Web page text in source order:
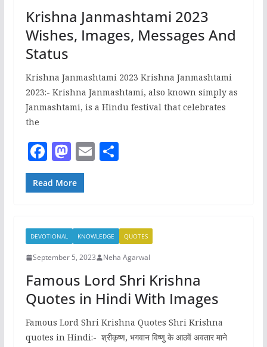
Krishna Janmashtami 2023
Wishes, Images, Messages And
Status
Krishna Janmashtami 2023 Krishna Janmashtami
2023:- Krishna Janmashtami, also known simply as
Janmashtami, is a Hindu festival that celebrates
the
F
a
c
b
o
o
k
M
a
st
d
o
n
E S
Read More
DEVOTIONAL KNOWLEDGE QUOTES
September 5, 2023 Neha Agarwal
Famous Lord Shri Krishna
Quotes in Hindi With Images
Famous Lord Shri Krishna Quotes Shri Krishna
quotes in Hindi:- श्रीकृष्ण, भगवान विष्णु के आठवें अवतार माने